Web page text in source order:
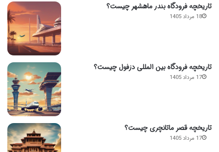
تاریخچه فرودگاه بندر ماهشهر چیست؟
18 مرداد 1405
تاریخچه فرودگاه بین المللی دزفول چیست؟
17 مرداد 1405
تاریخچه قصر ماتانچری چیست؟
17 مرداد 1405